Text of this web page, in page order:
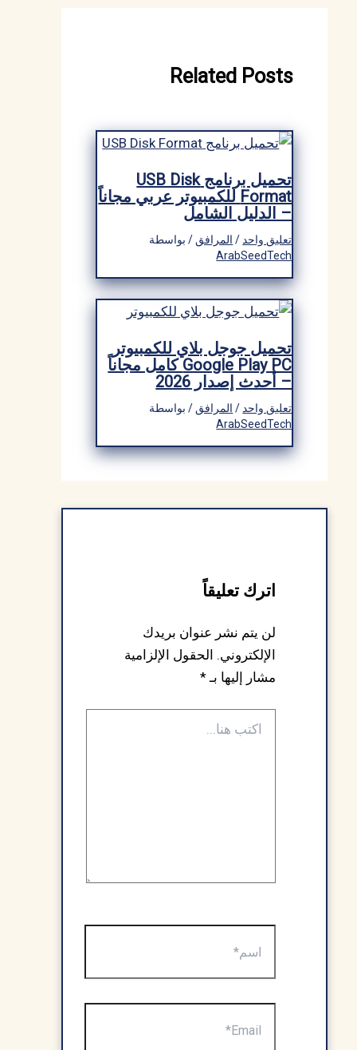
Related Posts
تحميل برنامج USB Disk
Format للكمبيوتر عربي مجاناً
– الدليل الشامل
تعليق واحد / المرافق / بواسطة
ArabSeedTech
تحميل جوجل بلاي للكمبيوتر
Google Play PC كامل مجاناً
– أحدث إصدار 2026
تعليق واحد / المرافق / بواسطة
ArabSeedTech
اترك تعليقاً
لن يتم نشر عنوان بريدك
الإلكتروني. الحقول الإلزامية
مشار إليها بـ*
هنا...